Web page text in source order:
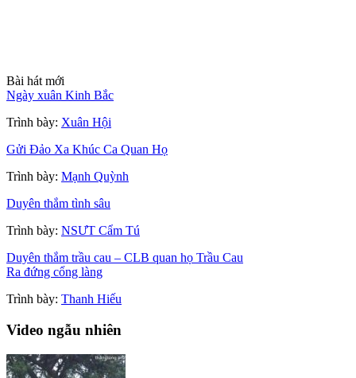
Bài hát mới
Ngày xuân Kinh Bắc
Trình bày: Xuân Hội
Gửi Đảo Xa Khúc Ca Quan Họ
Trình bày: Mạnh Quỳnh
Duyên thắm tình sâu
Trình bày: NSƯT Cẩm Tú
Duyên thắm trầu cau – CLB quan họ Trầu Cau
Ra đứng cổng làng
Trình bày: Thanh Hiếu
Video ngẫu nhiên